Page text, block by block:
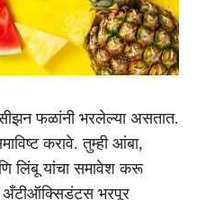
सीझन फळांनी भरलेल्या असतात.
करावे. तुम्ही आंबा,
लिंबू यांचा समावेश करू
अँटीऑक्सिडंट्स भरपूर